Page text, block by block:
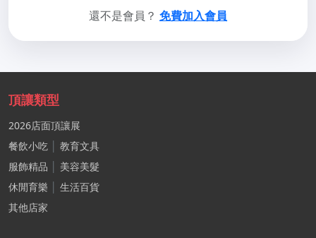
還不是會員？ 免費加入會員
頂讓類型
2026店面頂讓展
餐飲小吃
教育文具
服飾精品
美容美髮
休閒育樂
生活百貨
其他店家